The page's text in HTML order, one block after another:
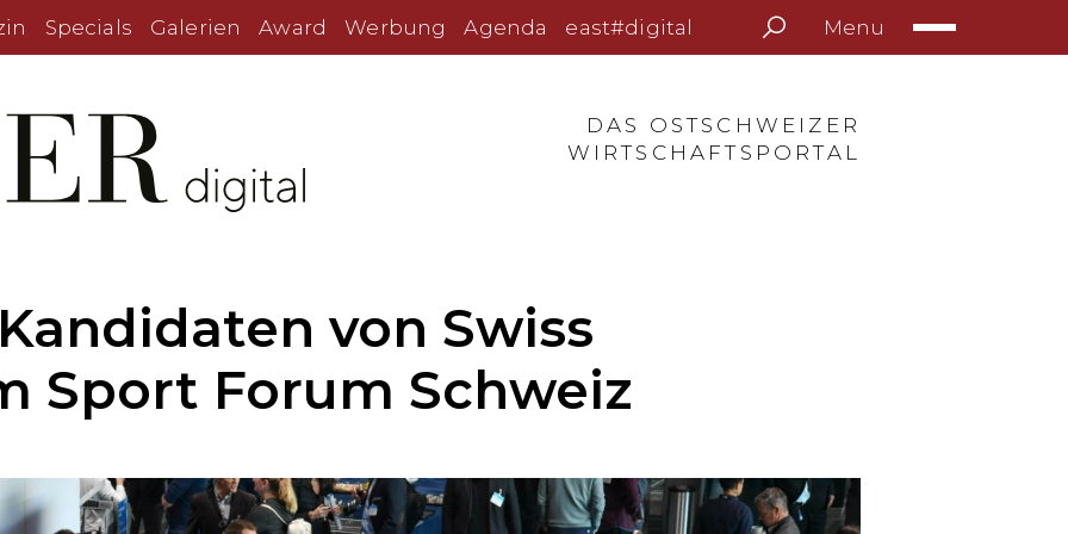
Specials Galerien Award Werbung Agenda east#digital Menu
DAS OSTSCHWEIZER
WIRTSCHAFTSPORTAL
von Swiss
Sport Forum Schweiz